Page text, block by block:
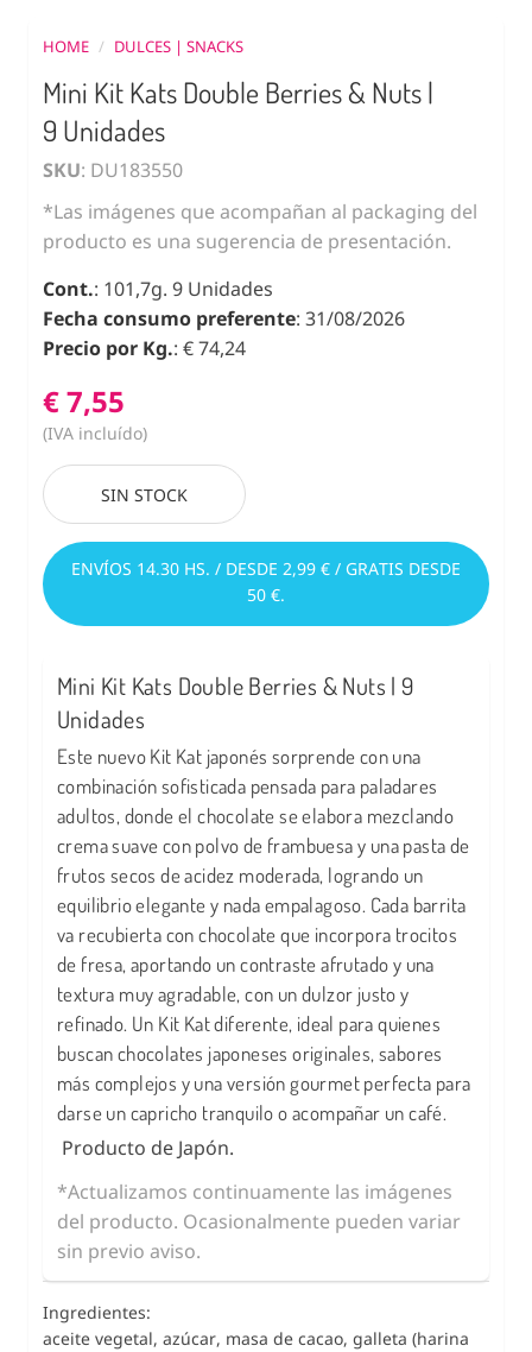
HOME / DULCES | SNACKS
Mini Kit Kats Double Berries & Nuts |
9 Unidades
SKU: DU183550
*Las imágenes que acompañan al packaging del
producto es una sugerencia de presentación.
Cont.: 101,7g. 9 Unidades
Fecha consumo preferente: 31/08/2026
Precio por Kg.: € 74,24
€ 7,55
(IVA incluído)
SIN STOCK
ENVÍOS 14.30 HS. / DESDE 2,99 € / GRATIS DESDE
50 €.
Mini Kit Kats Double Berries & Nuts | 9
Unidades
Este nuevo Kit Kat japonés sorprende con una
combinación sofisticada pensada para paladares
adultos, donde el chocolate se elabora mezclando
crema suave con polvo de frambuesa y una pasta de
frutos secos de acidez moderada, logrando un
equilibrio elegante y nada empalagoso. Cada barrita
va recubierta con chocolate que incorpora trocitos
de fresa, aportando un contraste afrutado y una
textura muy agradable, con un dulzor justo y
refinado. Un Kit Kat diferente, ideal para quienes
buscan chocolates japoneses originales, sabores
más complejos y una versión gourmet perfecta para
darse un capricho tranquilo o acompañar un café.
Producto de Japón.
*Actualizamos continuamente las imágenes
del producto. Ocasionalmente pueden variar
sin previo aviso.
Ingredientes:
aceite vegetal, azúcar, masa de cacao, galleta (harina